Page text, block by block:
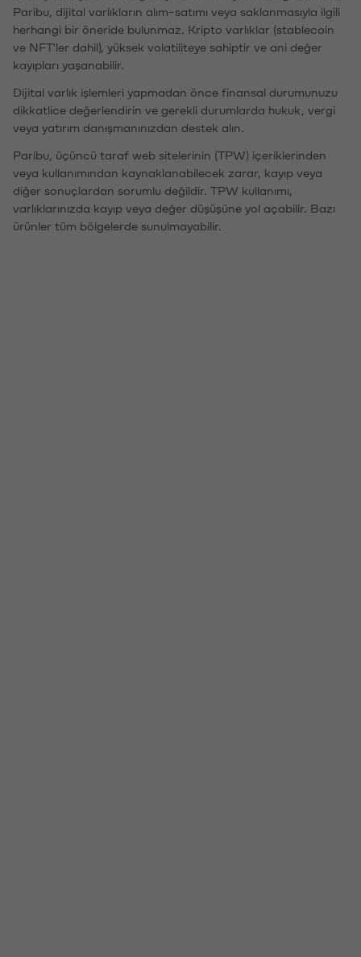
Paribu, dijital varlıkların alım-satımı veya saklanmasıyla ilgili
herhangi bir öneride bulunmaz. Kripto varlıklar (stablecoin
ve NFT'ler dahil), yüksek volatiliteye sahiptir ve ani değer
kayıpları yaşanabilir.
Dijital varlık işlemleri yapmadan önce finansal durumunuzu
dikkatlice değerlendirin ve gerekli durumlarda hukuk, vergi
veya yatırım danışmanınızdan destek alın.
Paribu, üçüncü taraf web sitelerinin (TPW) içeriklerinden
veya kullanımından kaynaklanabilecek zarar, kayıp veya
diğer sonuçlardan sorumlu değildir. TPW kullanımı,
varlıklarınızda kayıp veya değer düşüşüne yol açabilir. Bazı
ürünler tüm bölgelerde sunulmayabilir.